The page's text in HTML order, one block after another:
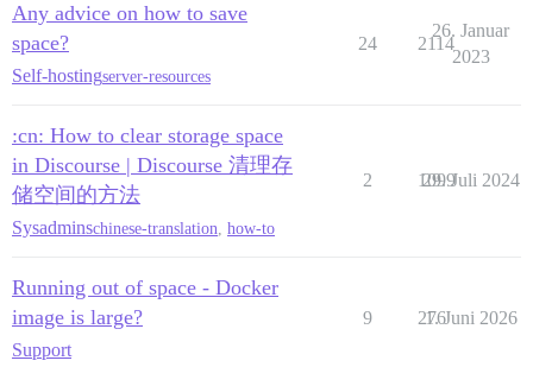
Any advice on how to save
space?
Self-hostingserver-resources
24 2114
26. Januar
2023
:cn: How to clear storage space
in Discourse | Discourse 清理存
储空间的方法
Sysadminschinese-translation how-to
2 1099
29. Juli 2024
Running out of space - Docker
image is large?
Support
9 276
1. Juni 2026